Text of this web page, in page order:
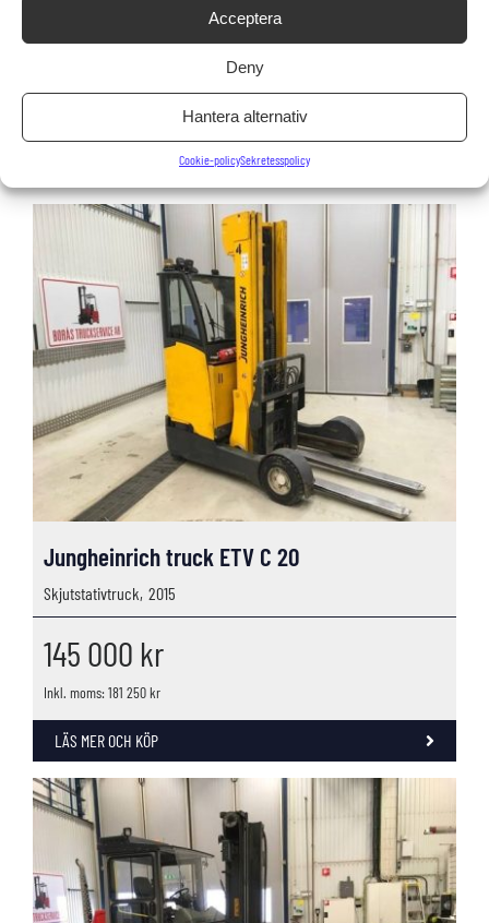
Acceptera
Deny
Hantera alternativ
Cookie-policySekretesspolicy
Jungheinrich truck ETV C 20
Skjutstativtruck, 2015
145 000 kr
Inkl. moms: 181 250 kr
LÄS MER OCH KÖP